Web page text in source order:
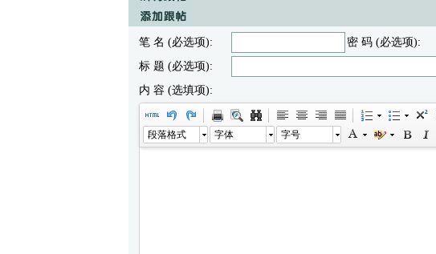
笔 名 (必选项): 密 码 (必选项):
标 题 (必选项):
内 容 (选填项):
段落格式 字体 字号